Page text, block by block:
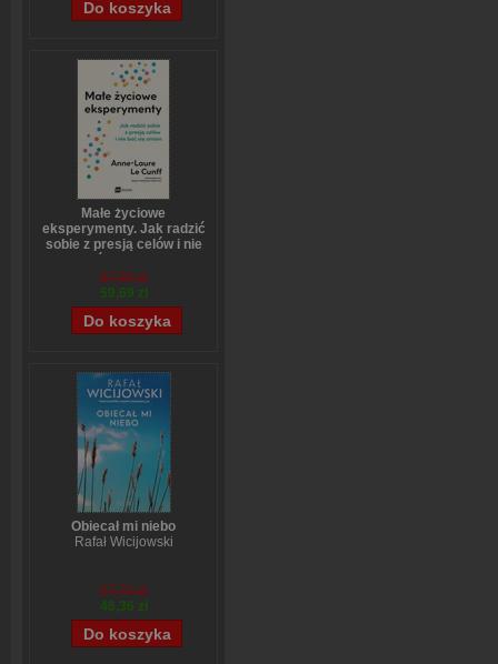
Małe życiowe
eksperymenty. Jak radzić
sobie z presją celów i nie
Anne-Laure LeCunff
67,69 zł
59,69 zł
Obiecał mi niebo
Rafał Wicijowski
57,70 zł
46,36 zł